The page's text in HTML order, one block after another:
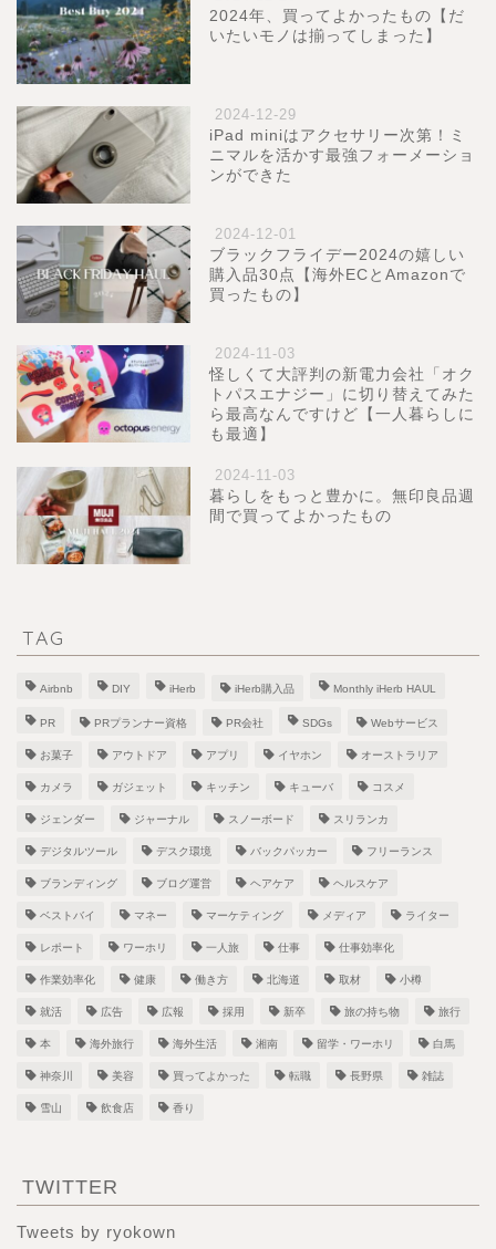
2024年、買ってよかったもの【だ
いたいモノは揃ってしまった】
2024-12-29
iPad miniはアクセサリー次第！ミ
ニマルを活かす最強フォーメーショ
ンができた
2024-12-01
ブラックフライデー2024の嬉しい
購入品30点【海外ECとAmazonで
買ったもの】
2024-11-03
怪しくて大評判の新電力会社「オク
トパスエナジー」に切り替えてみた
ら最高なんですけど【一人暮らしに
も最適】
2024-11-03
暮らしをもっと豊かに。無印良品週
間で買ってよかったもの
TAG
Airbnb DIY iHerb iHerb購入品 Monthly iHerb HAUL
PR PRプランナー資格 PR会社 SDGs Webサービス
お菓子 アウトドア アプリ イヤホン オーストラリア
カメラ ガジェット キッチン キューバ コスメ
ジェンダー ジャーナル スノーボード スリランカ
デジタルツール デスク環境 バックパッカー フリーランス
ブランディング ブログ運営 ヘアケア ヘルスケア
ベストバイ マネー マーケティング メディア ライター
レポート ワーホリ 一人旅 仕事 仕事効率化
作業効率化 健康 働き方 北海道 取材 小樽
就活 広告 広報 採用 新卒 旅の持ち物 旅行
本 海外旅行 海外生活 湘南 留学・ワーホリ 白馬
神奈川 美容 買ってよかった 転職 長野県 雑誌
雪山 飲食店 香り
TWITTER
Tweets by ryokown